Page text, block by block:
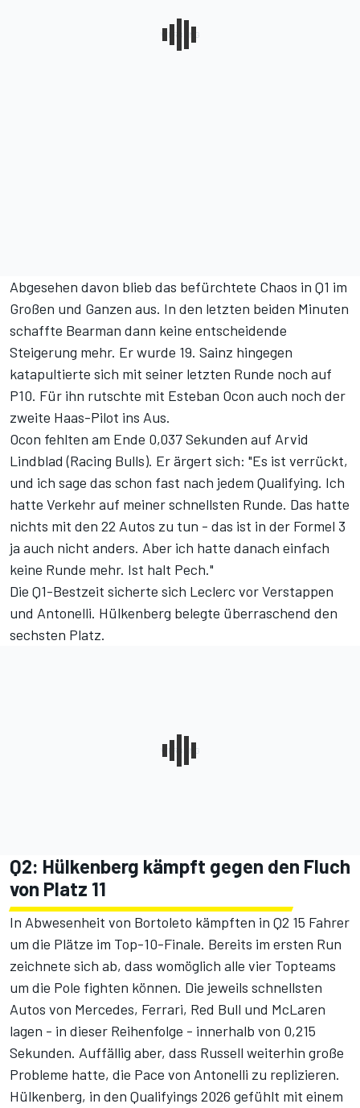
Abgesehen davon blieb das befürchtete Chaos in Q1 im
Großen und Ganzen aus. In den letzten beiden Minuten
schaffte Bearman dann keine entscheidende
Steigerung mehr. Er wurde 19. Sainz hingegen
katapultierte sich mit seiner letzten Runde noch auf
P10. Für ihn rutschte mit Esteban Ocon auch noch der
zweite Haas-Pilot ins Aus.
Ocon fehlten am Ende 0,037 Sekunden auf Arvid
Lindblad (Racing Bulls). Er ärgert sich: "Es ist verrückt,
und ich sage das schon fast nach jedem Qualifying. Ich
hatte Verkehr auf meiner schnellsten Runde. Das hatte
nichts mit den 22 Autos zu tun - das ist in der Formel 3
ja auch nicht anders. Aber ich hatte danach einfach
keine Runde mehr. Ist halt Pech."
Die Q1-Bestzeit sicherte sich Leclerc vor Verstappen
und Antonelli. Hülkenberg belegte überraschend den
sechsten Platz.
Q2: Hülkenberg kämpft gegen den Fluch
von Platz 11
In Abwesenheit von Bortoleto kämpften in Q2 15 Fahrer
um die Plätze im Top-10-Finale. Bereits im ersten Run
zeichnete sich ab, dass womöglich alle vier Topteams
um die Pole fighten können. Die jeweils schnellsten
Autos von Mercedes, Ferrari, Red Bull und McLaren
lagen - in dieser Reihenfolge - innerhalb von 0,215
Sekunden. Auffällig aber, dass Russell weiterhin große
Probleme hatte, die Pace von Antonelli zu replizieren.
Hülkenberg, in den Qualifyings 2026 gefühlt mit einem